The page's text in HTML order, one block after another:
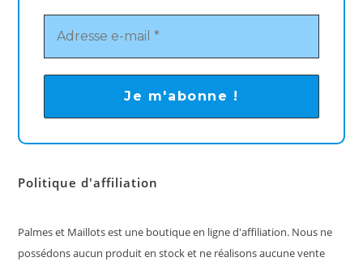
Politique d'affiliation
Palmes et Maillots est une boutique en ligne d'affiliation. Nous ne
possédons aucun produit en stock et ne réalisons aucune vente